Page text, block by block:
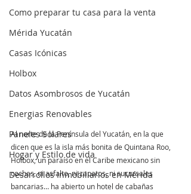
Como preparar tu casa para la venta
Mérida Yucatán
Casas Icónicas
Holbox
Datos Asombrosos de Yucatán
Energias Renovables
Paneles Solares
Hogar y Estilo de vida
Desarrollos Inmobiliarios en Mérida
Al norte de la Península del Yucatán, en la que
dicen que es la isla más bonita de Quintana Roo,
Holbox, un paraíso en el Caribe mexicano sin
coches, ni asfalto, ni zapatos, ni sucursales
bancarias… ha abierto un hotel de cabañas